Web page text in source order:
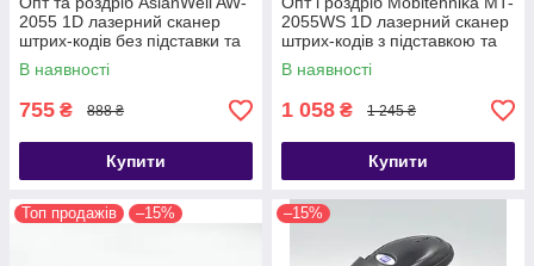
2055 1D лазерний сканер
штрих-кодів без підставки та
датчика руху дротовий USB
В наявності
755 ₴ 888 ₴
Купити
2055WS 1D лазерний сканер
штрих-кодів з підставкою та
датчиком руху дротовий USB
(AW-2055A)
В наявності
1 058 ₴ 1 245 ₴
Купити
Топ продажів –15% –15%